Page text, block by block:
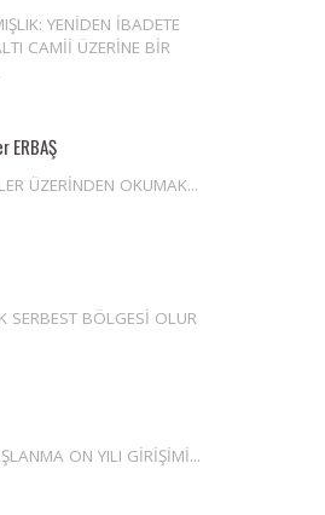
YENİDEN İBADETE
CAMİİ ÜZERİNE BİR
ERBAŞ
ÜZERİNDEN OKUMAK...
SERBEST BÖLGESİ OLUR
ON YILI GİRİŞİMİ...